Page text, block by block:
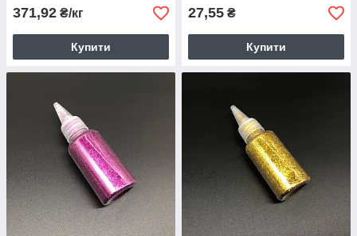
371,92 ₴/кг
Купити
27,55 ₴
Купити